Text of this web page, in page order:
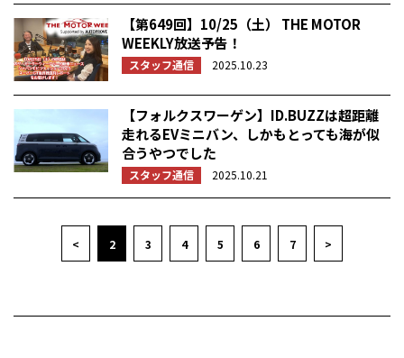
【第649回】10/25（土） THE MOTOR
WEEKLY放送予告！
スタッフ通信 2025.10.23
【フォルクスワーゲン】ID.BUZZは超距離
走れるEVミニバン、しかもとっても海が似
合うやつでした
スタッフ通信 2025.10.21
< 2 3 4 5 6 7 >